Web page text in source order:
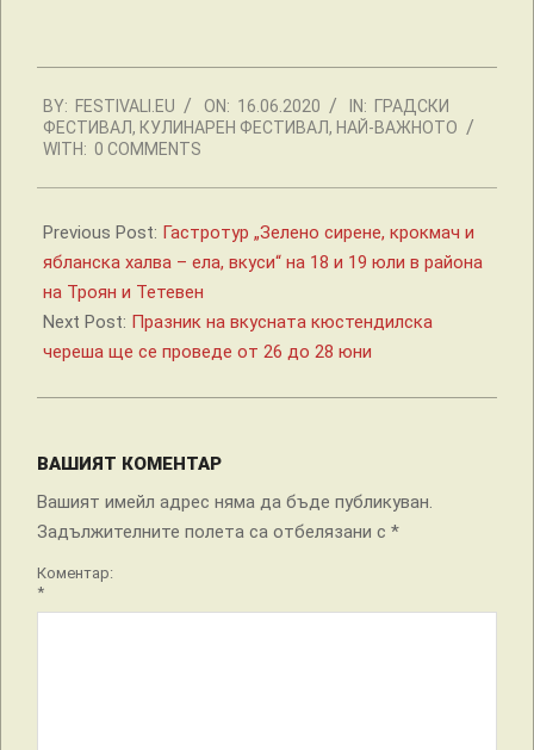
06-
16
BY: FESTIVALI.EU ON: 16.06.2020 IN: ГРАДСКИ
ФЕСТИВАЛ, КУЛИНАРЕН ФЕСТИВАЛ, НАЙ-ВАЖНОТО
WITH: 0 COMMENTS
Previous Post: Гастротур „Зелено сирене, крокмач и
ябланска халва – ела, вкуси“ на 18 и 19 юли в района
на Троян и Тетевен
Next Post: Празник на вкусната кюстендилска
череша ще се проведе от 26 до 28 юни
ВАШИЯТ КОМЕНТАР
Вашият имейл адрес няма да бъде публикуван.
Задължителните полета са отбелязани с *
Коментар:
*